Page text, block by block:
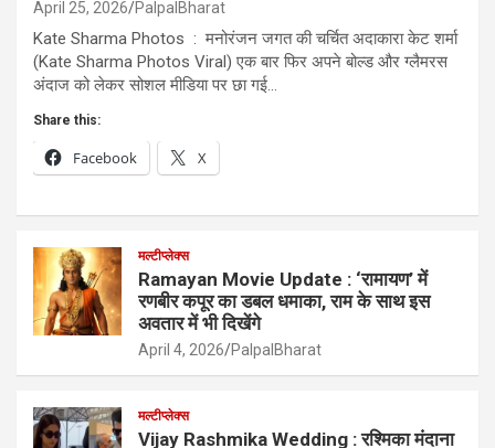
April 25, 2026 PalpalBharat
Kate Sharma Photos : मनोरंजन जगत की चर्चित अदाकारा केट शर्मा
(Kate Sharma Photos Viral) एक बार फिर अपने बोल्ड और ग्लैमरस
अंदाज को लेकर सोशल मीडिया पर छा गई…
Share this:
Facebook X
मल्टीप्लेक्स
Ramayan Movie Update : ‘रामायण’ में
रणबीर कपूर का डबल धमाका, राम के साथ इस
अवतार में भी दिखेंगे
April 4, 2026 PalpalBharat
मल्टीप्लेक्स
Vijay Rashmika Wedding : रश्मिका मंदाना